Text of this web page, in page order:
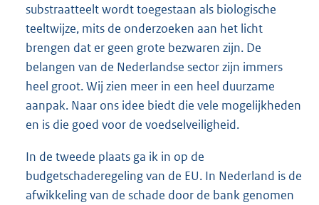
substraatteelt wordt toegestaan als biologische
teeltwijze, mits de onderzoeken aan het licht
brengen dat er geen grote bezwaren zijn. De
belangen van de Nederlandse sector zijn immers
heel groot. Wij zien meer in een heel duurzame
aanpak. Naar ons idee biedt die vele mogelijkheden
en is die goed voor de voedselveiligheid.
In de tweede plaats ga ik in op de
budgetschaderegeling van de EU. In Nederland is de
afwikkeling van de schade door de bank genomen